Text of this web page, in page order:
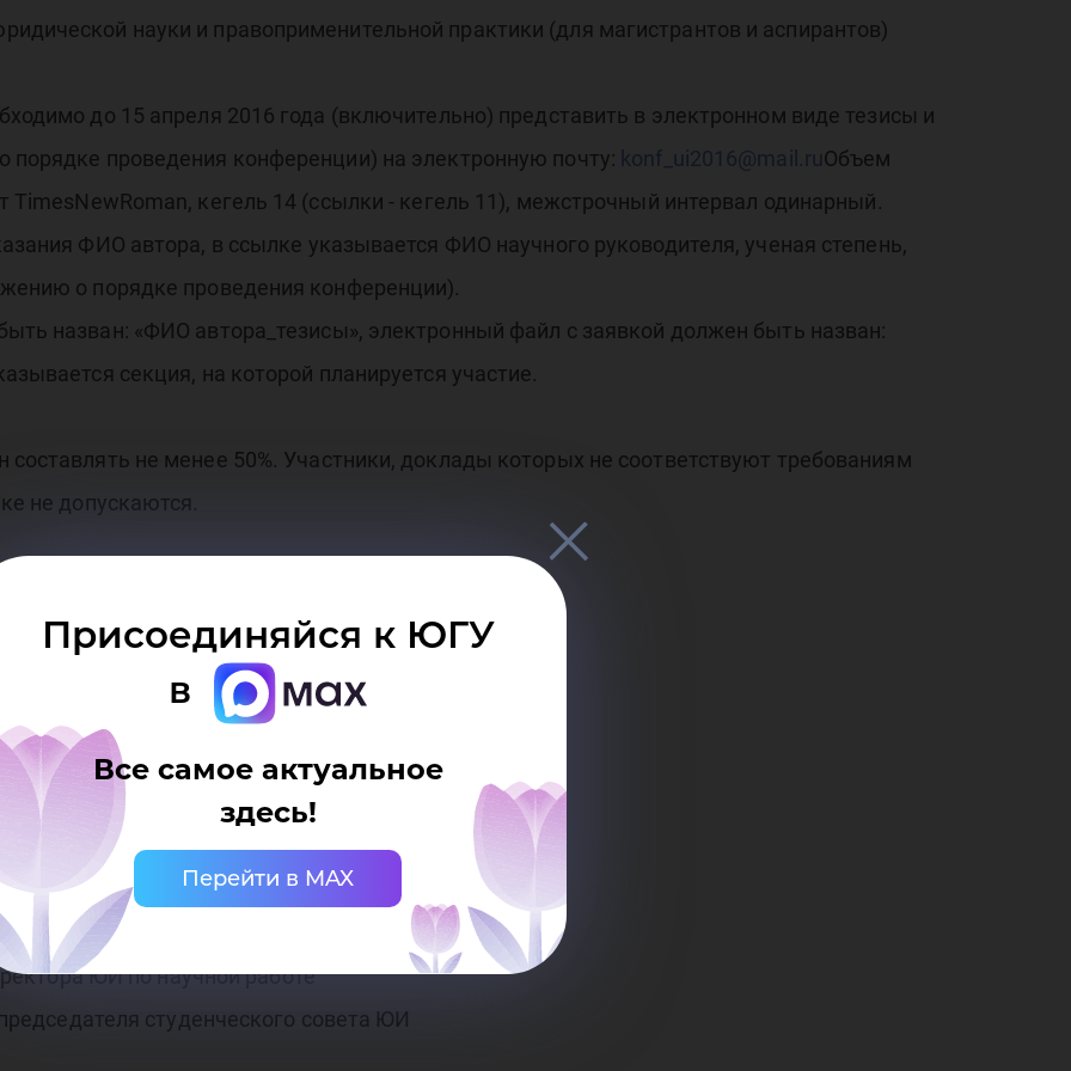
Присоединяйся к ЮГУ
в
Все самое актуальное
здесь!
Перейти в MAX
науки и правоприменительной практики (для магистрантов и аспирантов)
до 15 апреля 2016 года (включительно) представить в электронном виде тезисы и
проведения конференции) на электронную почту: konf_ui2016@mail.ruОбъем
кегель 14 (ссылки - кегель 11), межстрочный интервал одинарный.
ФИО автора, в ссылке указывается ФИО научного руководителя, ученая степень,
о порядке проведения конференции).
назван: «ФИО автора_тезисы», электронный файл с заявкой должен быть назван:
секция, на которой планируется участие.
не менее 50%. Участники, доклады которых не соответствуют требованиям
не допускаются.
Мансийск, ул. Чехова д. 16
ЮИ по научной работе
студенческого совета ЮИ